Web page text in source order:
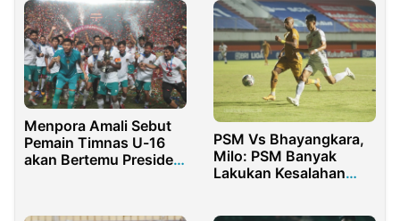
Menpora Amali Sebut
Pemain Timnas U-16
akan Bertemu Presiden
PSM Vs Bhayangkara,
Milo: PSM Banyak
Lakukan Kesalahan